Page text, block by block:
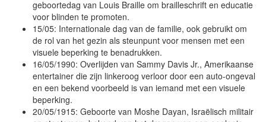
geboortedag van Louis Braille om brailleschrift en educatie
voor blinden te promoten.
15/05: Internationale dag van de familie, ook gebruikt om
de rol van het gezin als steunpunt voor mensen met een
visuele beperking te benadrukken.
16/05/1990: Overlijden van Sammy Davis Jr., Amerikaanse
entertainer die zijn linkeroog verloor door een auto-ongeval
en een bekend voorbeeld is van iemand met een visuele
beperking.
20/05/1915: Geboorte van Moshe Dayan, Israëlisch militair